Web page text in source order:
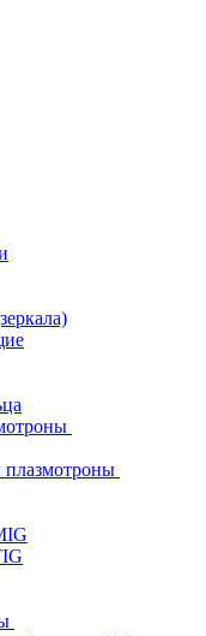
плазмотроны